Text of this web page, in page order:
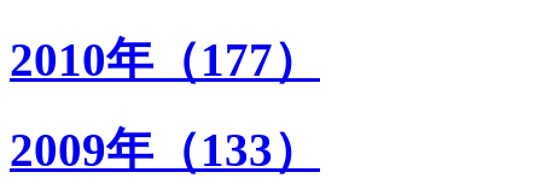
2010年（177）
2009年（133）